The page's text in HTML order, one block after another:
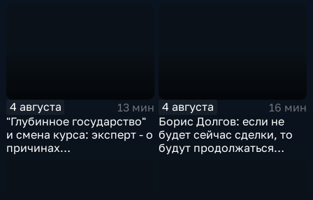
4 августа
13 мин
"Глубинное государство"
и смена курса: эксперт - о
причинах
4 августа
16 мин
Борис Долгов: если не
будет сейчас сделки, то
будут продолжаться